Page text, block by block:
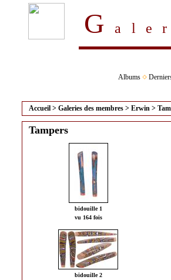
G
Albums
Accueil > Galeries des membres > Erwin >
Tampers
bidouille 1
vu 164 fois
bidouille 2